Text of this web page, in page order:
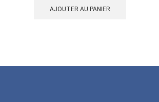
AJOUTER AU PANIER